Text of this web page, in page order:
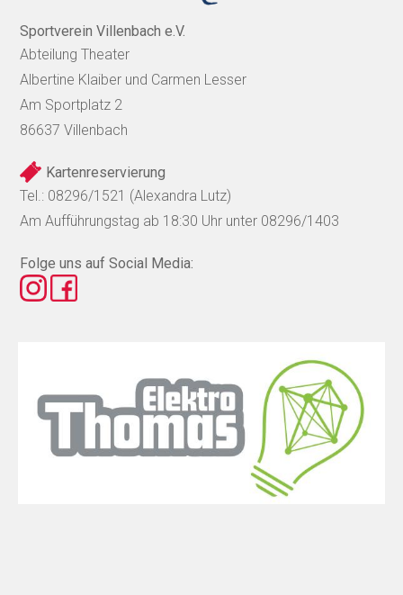
Sportverein Villenbach e.V.
Abteilung Theater
Albertine Klaiber und Carmen Lesser
Am Sportplatz 2
86637 Villenbach
Kartenreservierung
Tel.: 08296/1521 (Alexandra Lutz)
Am Aufführungstag ab 18:30 Uhr unter 08296/1403
Folge uns auf Social Media: